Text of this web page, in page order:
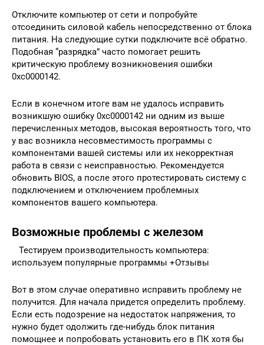
Отключите компьютер от сети и попробуйте
отсоединить силовой кабель непосредственно от блока
питания. На следующие сутки подключите всё обратно.
Подобная “разрядка” часто помогает решить
критическую проблему возникновения ошибки
0xc0000142.
Если в конечном итоге вам не удалось исправить
возникшую ошибку 0xc0000142 ни одним из выше
перечисленных методов, высокая вероятность того, что
у вас возникла несовместимость программы с
компонентами вашей системы или их некорректная
работа в связи с неисправностью. Рекомендуется
обновить BIOS, а после этого протестировать систему с
подключением и отключением проблемных
компонентов вашего компьютера.
Возможные проблемы с железом
Тестируем производительность компьютера:
используем популярные программы +Отзывы
Вот в этом случае оперативно исправить проблему не
получится. Для начала придется определить проблему.
Если есть подозрение на недостаток напряжения, то
нужно будет одолжить где-нибудь блок питания
помощнее и попробовать установить его в ПК хотя бы